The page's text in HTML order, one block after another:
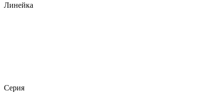
Линейка
Серия